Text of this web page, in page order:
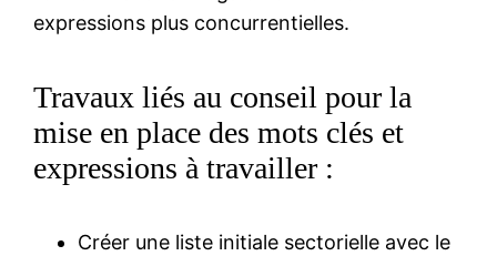
expressions plus concurrentielles.
Travaux liés au conseil pour la
mise en place des mots clés et
expressions à travailler :
Créer une liste initiale sectorielle avec le